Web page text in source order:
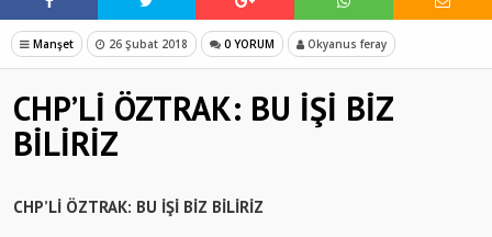
BIRAKMIYORUZ!’
Mazbatalar Alındı
Dolu Vurdu, Büyükşehir Üreticiyi Yalnız Bırakmadı
SOFRALARDA BEREKETİ, GÖNÜLLERDE DAYANIŞMAYI
BÜYÜTÜYORUZ!
Manşet 26 Şubat 2018 0 YORUM Okyanus feray
CHP’Lİ ÖZTRAK: BU İŞİ BİZ
BİLİRİZ
CHP’Lİ ÖZTRAK: BU İŞİ BİZ BİLİRİZ